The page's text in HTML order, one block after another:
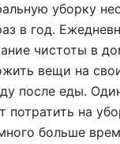
уборку
в год.
чистоты в
вещи на
после еды.
потратить на
больше